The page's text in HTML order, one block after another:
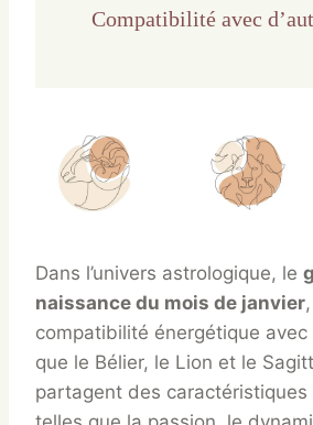
Compatibilité avec
Dans l’univers astrologique, le
naissance du mois de janvier
compatibilité énergétique
que le Bélier, le Lion et le
partagent des